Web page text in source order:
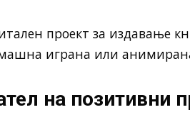
проект за издавање
играна или
на позитивни